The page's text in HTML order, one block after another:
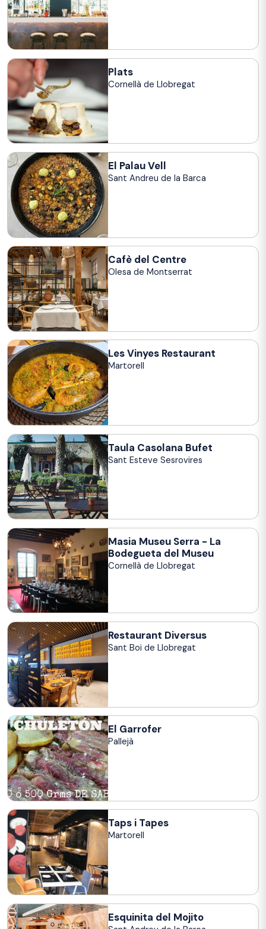
Plats
Cornellà de Llobregat
El Palau Vell
Sant Andreu de la Barca
Cafè del Centre
Olesa de Montserrat
Les Vinyes Restaurant
Martorell
Taula Casolana Bufet
Sant Esteve Sesrovires
Masia Museu Serra - La
Bodegueta del Museu
Cornellà de Llobregat
Restaurant Diversus
Sant Boi de Llobregat
El Garrofer
Pallejà
Taps i Tapes
Martorell
Esquinita del Mojito